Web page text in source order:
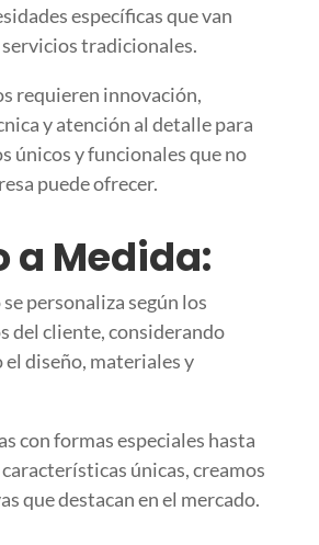
específicas que van
servicios tradicionales.
requieren innovación,
y atención al detalle para
únicos y funcionales que no
puede ofrecer.
a Medida:
personaliza según los
del cliente, considerando
el diseño, materiales y
con formas especiales hasta
únicas, creamos
que destacan en el mercado.